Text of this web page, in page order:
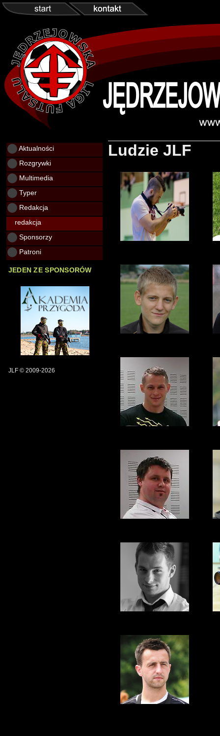
Aktualności
Rozgrywki
Multimedia
Typer
Redakcja
redakcja
Sponsorzy
Patroni
JEDEN ZE SPONSORÓW
JLF © 2009-2026
Ludzie JLF